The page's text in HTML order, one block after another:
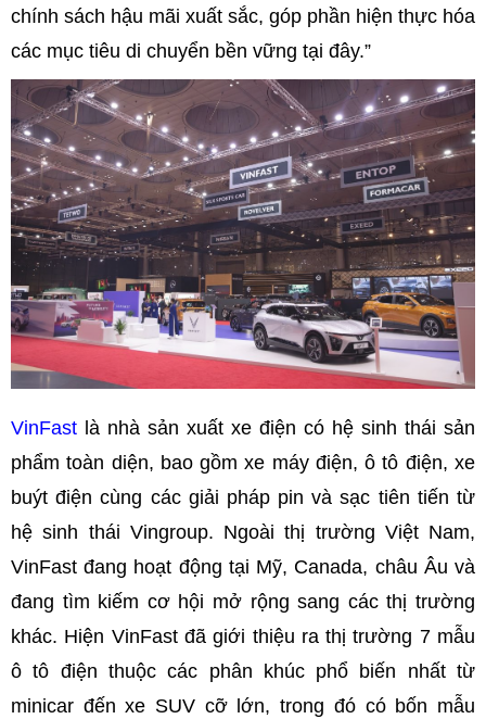
chính sách hậu mãi xuất sắc, góp phần hiện thực hóa
các mục tiêu di chuyển bền vững tại đây.”
VinFast là nhà sản xuất xe điện có hệ sinh thái sản
phẩm toàn diện, bao gồm xe máy điện, ô tô điện, xe
buýt điện cùng các giải pháp pin và sạc tiên tiến từ
hệ sinh thái Vingroup. Ngoài thị trường Việt Nam,
VinFast đang hoạt động tại Mỹ, Canada, châu Âu và
đang tìm kiếm cơ hội mở rộng sang các thị trường
khác. Hiện VinFast đã giới thiệu ra thị trường 7 mẫu
ô tô điện thuộc các phân khúc phổ biến nhất từ
minicar đến xe SUV cỡ lớn, trong đó có bốn mẫu